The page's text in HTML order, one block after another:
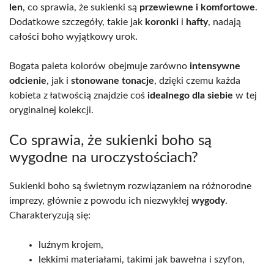
len, co sprawia, że sukienki są przewiewne i komfortowe.
Dodatkowe szczegóły, takie jak koronki i hafty, nadają
całości boho wyjątkowy urok.
Bogata paleta kolorów obejmuje zarówno intensywne
odcienie, jak i stonowane tonacje, dzięki czemu każda
kobieta z łatwością znajdzie coś idealnego dla siebie w tej
oryginalnej kolekcji.
Co sprawia, że sukienki boho są
wygodne na uroczystościach?
Sukienki boho są świetnym rozwiązaniem na różnorodne
imprezy, głównie z powodu ich niezwykłej wygody.
Charakteryzują się:
luźnym krojem,
lekkimi materiałami, takimi jak bawełna i szyfon,